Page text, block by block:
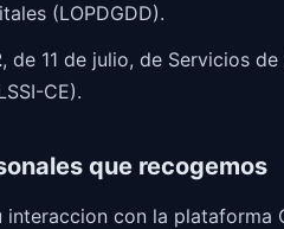
(LOPDGDD).
, de 11 de julio, de Servicios
CE).
que recogemos
interaccion con la